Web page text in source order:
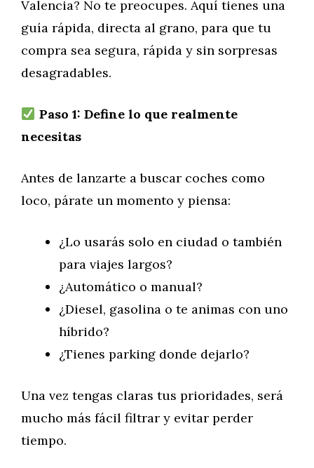
Valencia? No te preocupes. Aquí tienes una
guía rápida, directa al grano, para que tu
compra sea segura, rápida y sin sorpresas
desagradables.
Paso 1: Define lo que realmente
necesitas
Antes de lanzarte a buscar coches como
loco, párate un momento y piensa:
¿Lo usarás solo en ciudad o también
para viajes largos?
¿Automático o manual?
¿Diesel, gasolina o te animas con uno
híbrido?
¿Tienes parking donde dejarlo?
Una vez tengas claras tus prioridades, será
mucho más fácil filtrar y evitar perder
tiempo.